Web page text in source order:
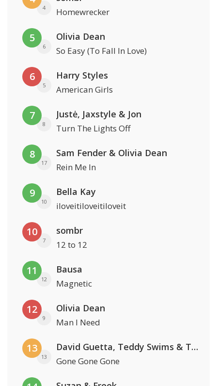
4 Homewrecker
5
6
Olivia Dean
So Easy (To Fall In Love)
6
5
Harry Styles
American Girls
7
8
Justė, Jaxstyle & Jon
Turn The Lights Off
8
17
Sam Fender & Olivia Dean
Rein Me In
9
10
Bella Kay
iloveitiloveitiloveit
10
7
sombr
12 to 12
11
12
Bausa
Magnetic
12
9
Olivia Dean
Man I Need
13
13
David Guetta, Teddy Swims & Tones And I
Gone Gone Gone